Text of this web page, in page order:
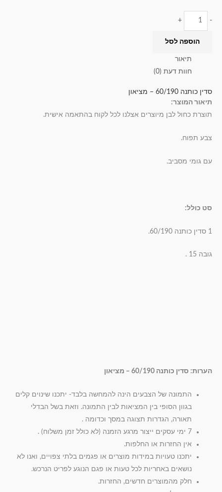
-
+
הוספה לסל
תיאור
חוות דעת (0)
סדין כותנה 60/190 – מציאון
תיאור המוצר:
תוצרת כחול לבן מיוצרים אצלנו לכל לקוח בהתאמה אישית.
צבע תפוח.
עם גומי מסביב.
סט כולל:
1 סדין כותנה 60/190.
גובה 15 .
הערות: סדין כותנה 60/190 – מציאון
התמונה של הצבעים הינה להמחשה בלבד- יתכנו שינוים קלים
בגוון הסופי בין המציאות לבין התמונה. וזאת בשל הבדלי
תאורה, הגדרות תצוגה במסך וכדומה .
7 ימי עסקים ייצור מרגע הזמנה (לא כולל זמן משלוח) .
אין החזרות או החלפות.
יתכנו טעויות במידות מוצרים או פגמים בלתי צפויים, ואנו לא
נושאים באחריות לכל טעות או פגם הנוגע לפריט הנרכש.
חלק מהמוצרים חדשים, החזרות.